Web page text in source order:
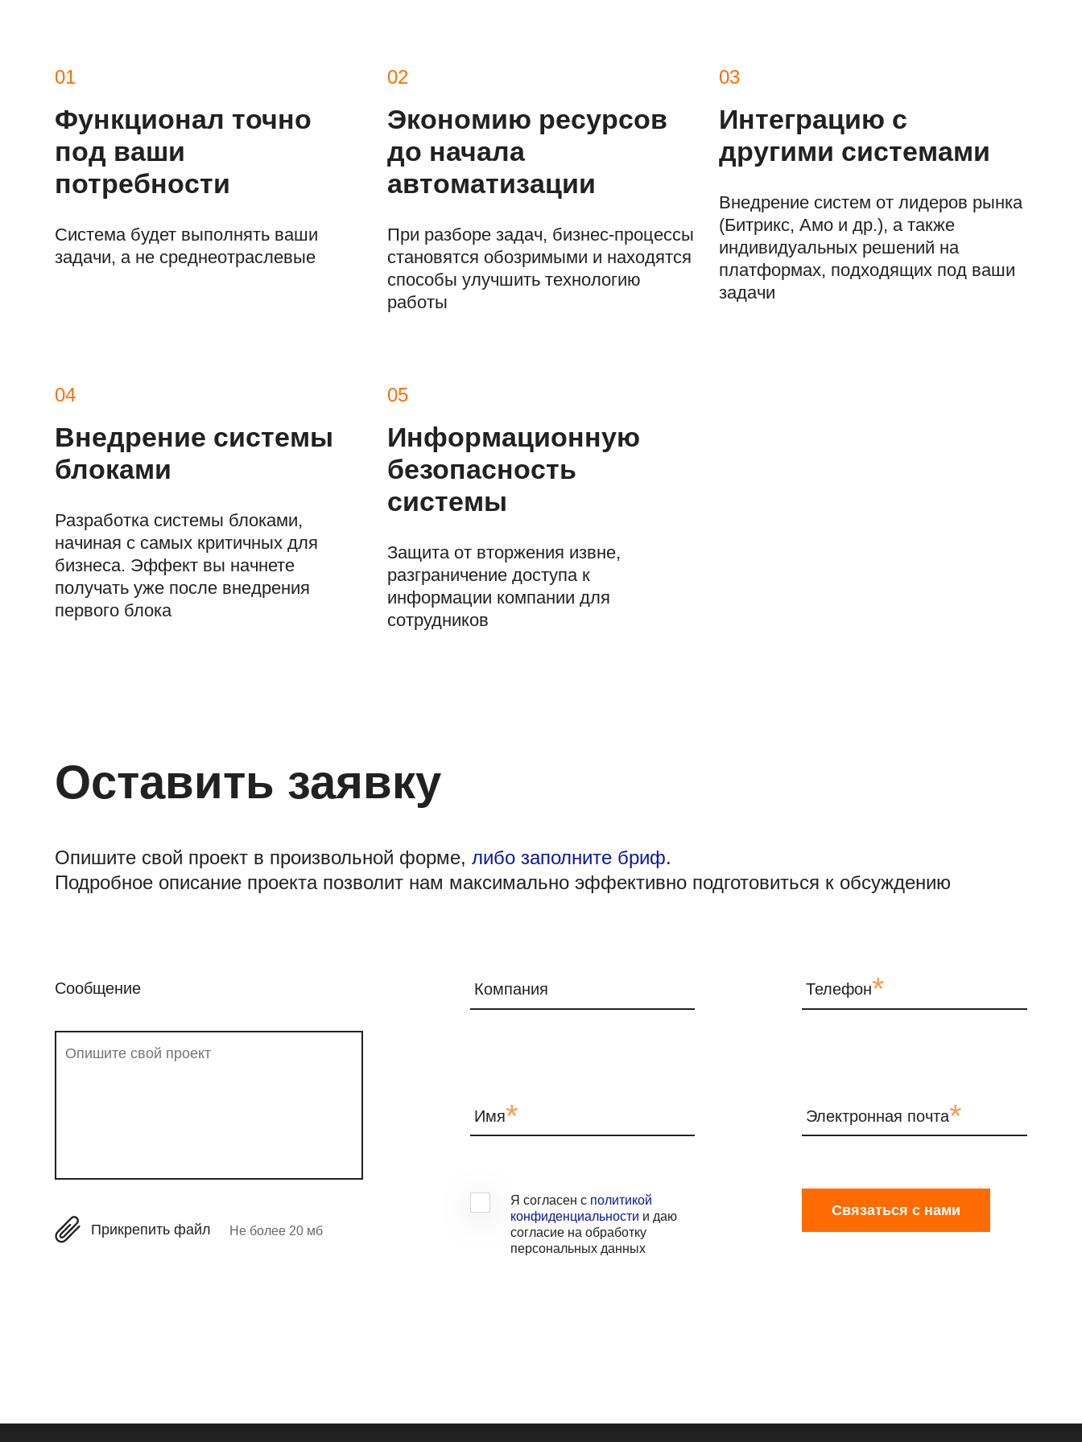
01
Функционал точно
под ваши
потребности
Система будет выполнять ваши
задачи, а не среднеотраслевые
02
Экономию ресурсов
до начала
автоматизации
При разборе задач, бизнес-процессы
становятся обозримыми и находятся
способы улучшить технологию
работы
03
Интеграцию с
другими системами
Внедрение систем от лидеров рынка
(Битрикс, Амо и др.), а также
индивидуальных решений на
платформах, подходящих под ваши
задачи
04
Внедрение системы
блоками
Разработка системы блоками,
начиная с самых критичных для
бизнеса. Эффект вы начнете
получать уже после внедрения
первого блока
05
Информационную
безопасность
системы
Защита от вторжения извне,
разграничение доступа к
информации компании для
сотрудников
Оставить заявку
Опишите свой проект в произвольной форме, либо заполните бриф.
Подробное описание проекта позволит нам максимально эффективно подготовиться к обсуждению
Сообщение
Прикрепить файл Не более 20 мб
Компания
Имя*
Я согласен с политикой
конфиденциальности и даю
согласие на обработку
персональных данных
Телефон*
Электронная почта*
Связаться с нами